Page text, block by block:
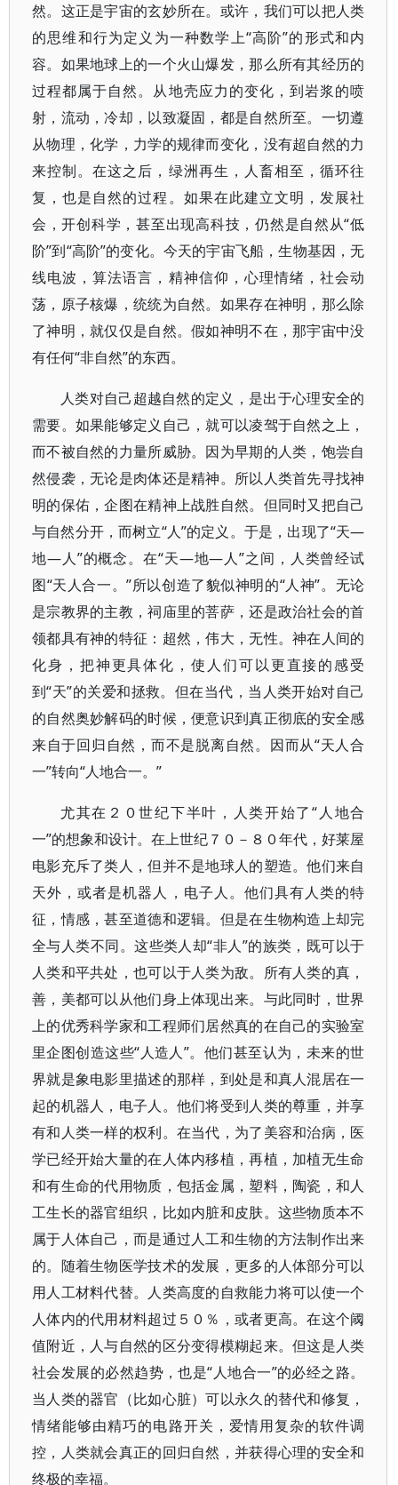
然。这正是宇宙的玄妙所在。或许，我们可以把人类
的思维和行为定义为一种数学上“高阶”的形式和内
容。如果地球上的一个火山爆发，那么所有其经历的
过程都属于自然。从地壳应力的变化，到岩浆的喷
射，流动，冷却，以致凝固，都是自然所至。一切遵
从物理，化学，力学的规律而变化，没有超自然的力
来控制。在这之后，绿洲再生，人畜相至，循环往
复，也是自然的过程。如果在此建立文明，发展社
会，开创科学，甚至出现高科技，仍然是自然从“低
阶”到“高阶”的变化。今天的宇宙飞船，生物基因，无
线电波，算法语言，精神信仰，心理情绪，社会动
荡，原子核爆，统统为自然。如果存在神明，那么除
了神明，就仅仅是自然。假如神明不在，那宇宙中没
有任何“非自然”的东西。
人类对自己超越自然的定义，是出于心理安全的
需要。如果能够定义自己，就可以凌驾于自然之上，
而不被自然的力量所威胁。因为早期的人类，饱尝自
然侵袭，无论是肉体还是精神。所以人类首先寻找神
明的保佑，企图在精神上战胜自然。但同时又把自己
与自然分开，而树立“人”的定义。于是，出现了“天—
地—人”的概念。在“天—地—人”之间，人类曾经试
图“天人合一。”所以创造了貌似神明的“人神”。无论
是宗教界的主教，祠庙里的菩萨，还是政治社会的首
领都具有神的特征：超然，伟大，无性。神在人间的
化身，把神更具体化，使人们可以更直接的感受
到“天”的关爱和拯救。但在当代，当人类开始对自己
的自然奥妙解码的时候，便意识到真正彻底的安全感
来自于回归自然，而不是脱离自然。因而从“天人合
一”转向“人地合一。”
尤其在２０世纪下半叶，人类开始了“人地合
一”的想象和设计。在上世纪７０－８０年代，好莱屋
电影充斥了类人，但并不是地球人的塑造。他们来自
天外，或者是机器人，电子人。他们具有人类的特
征，情感，甚至道德和逻辑。但是在生物构造上却完
全与人类不同。这些类人却“非人”的族类，既可以于
人类和平共处，也可以于人类为敌。所有人类的真，
善，美都可以从他们身上体现出来。与此同时，世界
上的优秀科学家和工程师们居然真的在自己的实验室
里企图创造这些“人造人”。他们甚至认为，未来的世
界就是象电影里描述的那样，到处是和真人混居在一
起的机器人，电子人。他们将受到人类的尊重，并享
有和人类一样的权利。在当代，为了美容和治病，医
学已经开始大量的在人体内移植，再植，加植无生命
和有生命的代用物质，包括金属，塑料，陶瓷，和人
工生长的器官组织，比如内脏和皮肤。这些物质本不
属于人体自己，而是通过人工和生物的方法制作出来
的。随着生物医学技术的发展，更多的人体部分可以
用人工材料代替。人类高度的自救能力将可以使一个
人体内的代用材料超过５０％，或者更高。在这个阈
值附近，人与自然的区分变得模糊起来。但这是人类
社会发展的必然趋势，也是“人地合一”的必经之路。
当人类的器官（比如心脏）可以永久的替代和修复，
情绪能够由精巧的电路开关，爱情用复杂的软件调
控，人类就会真正的回归自然，并获得心理的安全和
终极的幸福。